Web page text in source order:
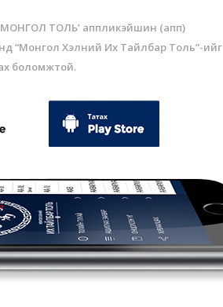
ТОЛЬ’ аппликэйшин (aпп)
“Монгол Хэлний Их Тайлбар Толь”-ийг
боломжтой.